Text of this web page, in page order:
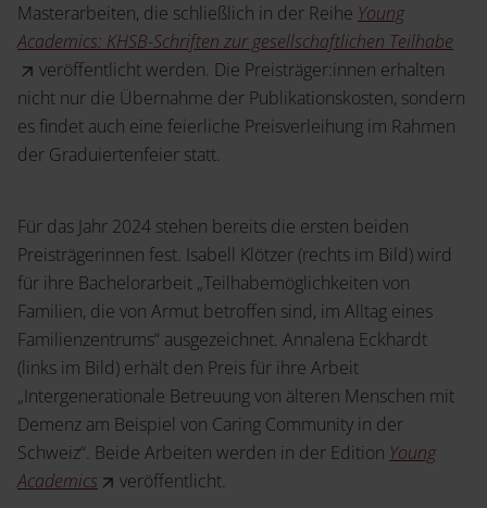
Karriere
Kontakt
Masterarbeiten, die schließlich in der Reihe Young
Academics: KHSB-Schriften zur gesellschaftlichen Teilhabe
veröffentlicht werden. Die Preisträger:innen erhalten
nicht nur die Übernahme der Publikationskosten, sondern
es findet auch eine feierliche Preisverleihung im Rahmen
der Graduiertenfeier statt.
Für das Jahr 2024 stehen bereits die ersten beiden
Preisträgerinnen fest. Isabell Klötzer (rechts im Bild) wird
für ihre Bachelorarbeit „Teilhabemöglichkeiten von
Familien, die von Armut betroffen sind, im Alltag eines
Familienzentrums“ ausgezeichnet. Annalena Eckhardt
(links im Bild) erhält den Preis für ihre Arbeit
„Intergenerationale Betreuung von älteren Menschen mit
Demenz am Beispiel von Caring Community in der
Schweiz“. Beide Arbeiten werden in der Edition Young
Academics
veröffentlicht.